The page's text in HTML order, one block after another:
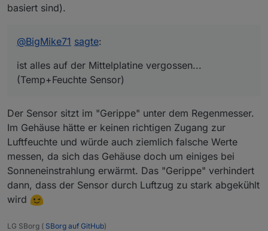
basiert sind).
@BigMike71 sagte:
ist alles auf der Mittelplatine vergossen...
(Temp+Feuchte Sensor)
Der Sensor sitzt im "Gerippe" unter dem Regenmesser.
Im Gehäuse hätte er keinen richtigen Zugang zur
Luftfeuchte und würde auch ziemlich falsche Werte
messen, da sich das Gehäuse doch um einiges bei
Sonneneinstrahlung erwärmt. Das "Gerippe" verhindert
dann, dass der Sensor durch Luftzug zu stark abgekühlt
wird
LG SBorg ( SBorg auf GitHub)